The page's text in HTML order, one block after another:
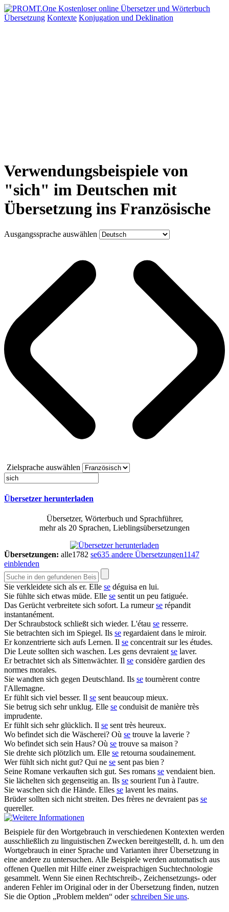
Übersetzung Kontexte Konjugation und Deklination
Verwendungsbeispiele von
"sich" im Deutschen mit
Übersetzung ins Französische
Ausgangssprache auswählen
Zielsprache auswählen
Übersetzer herunterladen
Übersetzer, Wörterbuch und Sprachführer,
mehr als 20 Sprachen, Lieblingsübersetzungen
Übersetzungen: alle1782 se635 andere Übersetzungen1147
einblenden
Sie verkleidete sich als er. Elle se déguisa en lui.
Sie fühlte sich etwas müde. Elle se sentit un peu fatiguée.
Das Gerücht verbreitete sich sofort. La rumeurse répandit
instantanément.
Der Schraubstock schließtsich wieder. L'étau se resserre.
Sie betrachten sich im Spiegel. Ils se regardaient dans le miroir.
Er konzentrierte sich aufs Lernen. Il se concentrait sur les études.
Die Leute sollten sich waschen. Les gens devraientse laver.
Er betrachtetsich als Sittenwächter. Il se considère gardien des
normes morales.
Sie wandten sich gegen Deutschland. Ils se tournèrent contre
l'Allemagne.
Er fühltsich viel besser. Il se sent beaucoup mieux.
Sie betrug sich sehr unklug. Elle se conduisit de manière très
imprudente.
Er fühltsich sehr glücklich. Il se sent très heureux.
Wo befindetsich die Wäscherei? Où se trouve la laverie ?
Wo befindetsich sein Haus? Où se trouve sa maison ?
Sie drehte sich plötzlich um. Elle se retourna soudainement.
Wer fühltsich nicht gut? Qui ne se sent pas bien ?
Seine Romane verkauften sich gut. Ses romans se vendaient bien.
Sie lächelten sich gegenseitig an. Ils se sourient l'un à l'autre.
Sie waschen sich die Hände. Elles se lavent les mains.
Brüder sollten sich nicht streiten. Des frères ne devraient pas se
quereller.
Beispiele für den Wortgebrauch in verschiedenen Kontexten werden
ausschließlich zu linguistischen Zwecken bereitgestellt, d. h. um den
Wortgebrauch in einer Sprache und Varianten ihrer Übersetzung in
eine andere zu untersuchen. Alle Beispiele werden automatisch aus
offenen Quellen mit Hilfe einer zweisprachigen Suchtechnologie
gesammelt. Wenn Sie einen Rechtschreib-, Zeichensetzungs- oder
anderen Fehler im Original oder in der Übersetzung finden, nutzen
Sie die Option „Problem melden“ oderschreiben Sie uns.